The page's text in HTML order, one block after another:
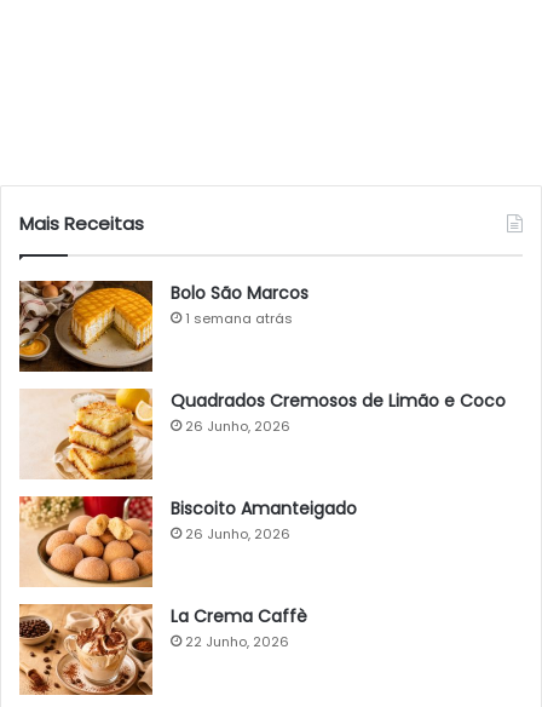
Mais Receitas
Bolo São Marcos
1 semana atrás
Quadrados Cremosos de Limão e Coco
26 Junho, 2026
Biscoito Amanteigado
26 Junho, 2026
La Crema Caffè
22 Junho, 2026